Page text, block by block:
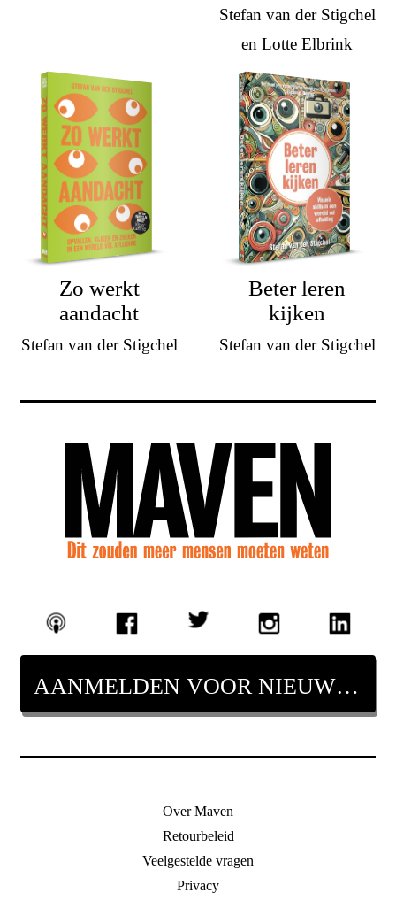
Stefan van der Stigchel
en Lotte Elbrink
Zo werkt
aandacht
Stefan van der Stigchel
Beter leren
kijken
Stefan van der Stigchel
AANMELDEN VOOR NIEUWSBRIEF
Over Maven
Retourbeleid
Veelgestelde vragen
Privacy